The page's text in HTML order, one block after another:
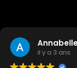
il y a 3 ans